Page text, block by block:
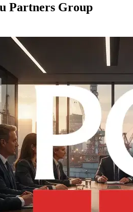
Partners Group